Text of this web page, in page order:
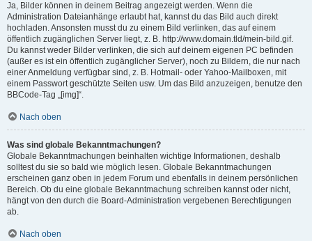
Ja, Bilder können in deinem Beitrag angezeigt werden. Wenn die
Administration Dateianhänge erlaubt hat, kannst du das Bild auch direkt
hochladen. Ansonsten musst du zu einem Bild verlinken, das auf einem
öffentlich zugänglichen Server liegt, z. B. http://www.domain.tld/mein-bild.gif.
Du kannst weder Bilder verlinken, die sich auf deinem eigenen PC befinden
(außer es ist ein öffentlich zugänglicher Server), noch zu Bildern, die nur nach
einer Anmeldung verfügbar sind, z. B. Hotmail- oder Yahoo-Mailboxen, mit
einem Passwort geschützte Seiten usw. Um das Bild anzuzeigen, benutze den
BBCode-Tag „[img]“.
Nach oben
Was sind globale Bekanntmachungen?
Globale Bekanntmachungen beinhalten wichtige Informationen, deshalb
solltest du sie so bald wie möglich lesen. Globale Bekanntmachungen
erscheinen ganz oben in jedem Forum und ebenfalls in deinem persönlichen
Bereich. Ob du eine globale Bekanntmachung schreiben kannst oder nicht,
hängt von den durch die Board-Administration vergebenen Berechtigungen
ab.
Nach oben